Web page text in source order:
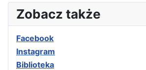
Zobacz także
Facebook
Instagram
Biblioteka